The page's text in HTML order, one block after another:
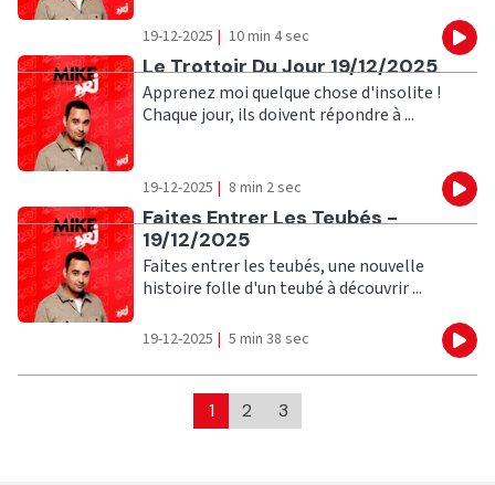
19-12-2025 | 10 min 4 sec
Ecouter
Le Trottoir Du Jour 19/12/2025
Apprenez moi quelque chose d'insolite !
Chaque jour, ils doivent répondre à ...
19-12-2025 | 8 min 2 sec
Ecouter
Faites Entrer Les Teubés -
19/12/2025
Faites entrer les teubés, une nouvelle
histoire folle d'un teubé à découvrir ...
19-12-2025 | 5 min 38 sec
1 2 3